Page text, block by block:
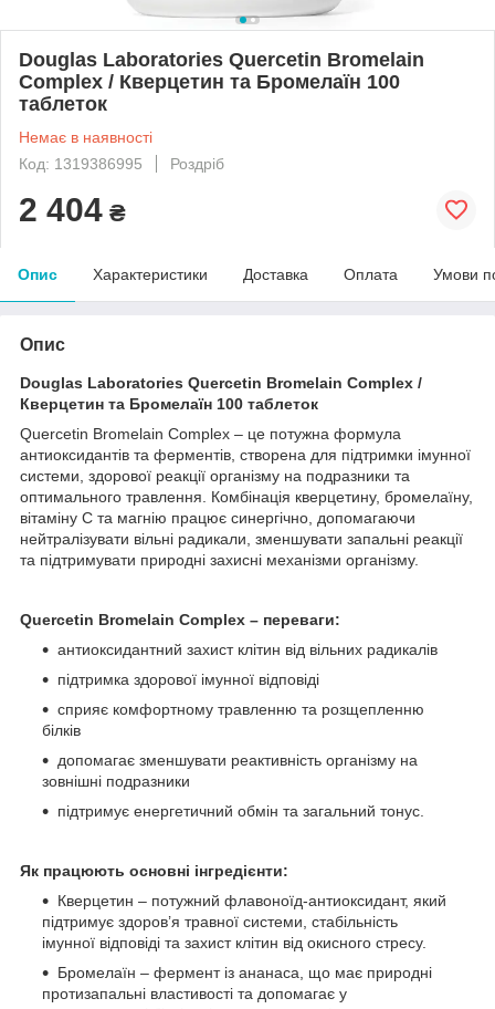
Douglas Laboratories Quercetin Bromelain
Complex / Кверцетин та Бромелаїн 100
таблеток
Немає в наявності
Код: 1319386995
Роздріб
2 404 ₴
Опис Характеристики Доставка Оплата Умови
Опис
Douglas Laboratories Quercetin Bromelain Complex /
Кверцетин та Бромелаїн 100 таблеток
Quercetin Bromelain Complex – це потужна формула
антиоксидантів та ферментів, створена для підтримки імунної
системи, здорової реакції організму на подразники та
оптимального травлення. Комбінація кверцетину, бромелаїну,
вітаміну С та магнію працює синергічно, допомагаючи
нейтралізувати вільні радикали, зменшувати запальні реакції
та підтримувати природні захисні механізми організму.
Quercetin Bromelain Complex – переваги:
антиоксидантний захист клітин від вільних радикалів
підтримка здорової імунної відповіді
сприяє комфортному травленню та розщепленню
білків
допомагає зменшувати реактивність організму на
зовнішні подразники
підтримує енергетичний обмін та загальний тонус.
Як працюють основні інгредієнти:
Кверцетин – потужний флавоноїд‑антиоксидант, який
підтримує здоров’я травної системи, стабільність
імунної відповіді та захист клітин від окисного стресу.
Бромелаїн – фермент із ананаса, що має природні
протизапальні властивості та допомагає у